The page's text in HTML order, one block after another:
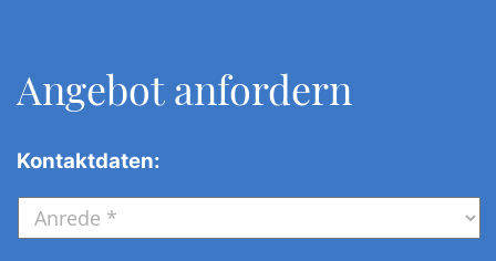
Angebot anfordern
Kontaktdaten:
Anrede *